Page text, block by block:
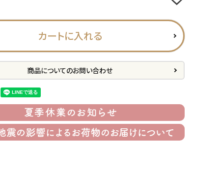
カートに入れる
商品についてのお問い合わせ